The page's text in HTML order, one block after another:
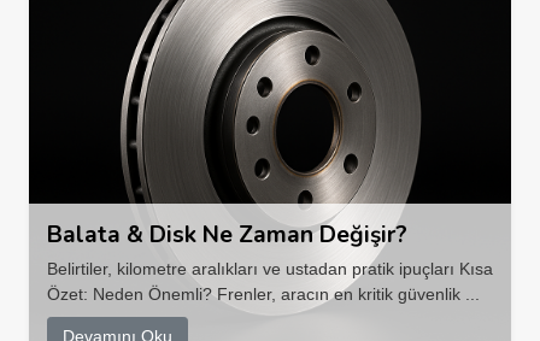
Balata & Disk Ne Zaman Değişir?
Belirtiler, kilometre aralıkları ve ustadan pratik ipuçları Kısa
Özet: Neden Önemli? Frenler, aracın en kritik güvenlik ...
Devamını Oku